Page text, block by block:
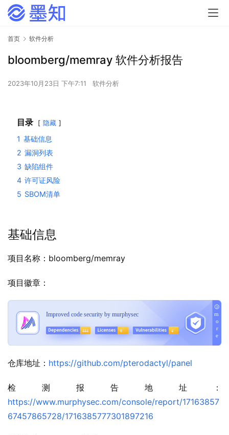
首页 软件分析
bloomberg/memray 软件分析报告
2023年10月23日 下午7:11 软件分析
目录 隐藏
1 基础信息
2 漏洞列表
3 缺陷组件
4 许可证风险
5 SBOM清单
基础信息
项目名称：bloomberg/memray
项目徽章：
仓库地址： https://github.com/pterodactyl/panel
检测报告地址：
https://www.murphysec.com/console/report/17163857
67457865728/1716385777301897216